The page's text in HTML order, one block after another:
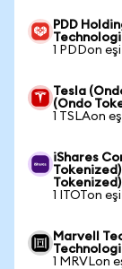
PDD
1 PDDon
Tesla
(Ondo
1 TSLAon
iShares
1 ITOTon
Marvell
1 MRVLon